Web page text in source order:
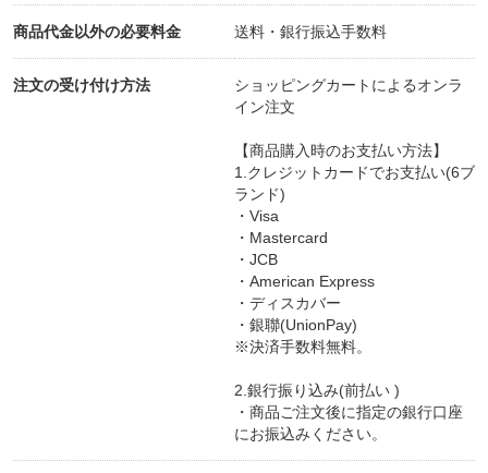
商品代金以外の必要料金 送料・銀行振込手数料
注文の受け付け方法
ショッピングカートによるオンラ
イン注文
【商品購入時のお支払い方法】
1.クレジットカードでお支払い(6ブ
ランド)
・Visa
・Mastercard
・JCB
・American Express
・ディスカバー
・銀聯(UnionPay)
※決済手数料無料。
2.銀行振り込み(前払い )
・商品ご注文後に指定の銀行口座
にお振込みください。